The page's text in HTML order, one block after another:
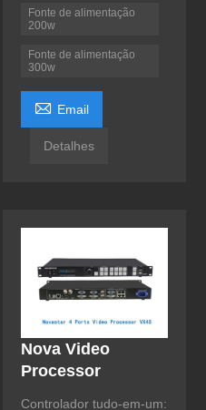
Fonte de alimentação
200w
Fonte de alimentação
300w
 Email
Detalhes
Nova Video
Processor
Controlador tudo-em-um: